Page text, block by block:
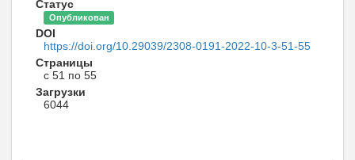
Статус
Опубликован
DOI
https://doi.org/10.29039/2308-0191-2022-10-3-51-55
Страницы
с 51 по 55
Загрузки
6044